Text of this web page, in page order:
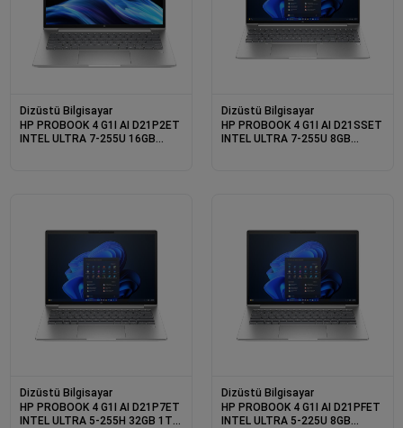
Dizüstü Bilgisayar
HP PROBOOK 4 G1I AI D21P2ET
INTEL ULTRA 7-255U 16GB
Dizüstü Bilgisayar
HP PROBOOK 4 G1I AI D21SSET
INTEL ULTRA 7-255U 8GB
Dizüstü Bilgisayar
HP PROBOOK 4 G1I AI D21P7ET
INTEL ULTRA 5-255H 32GB 1TB
Dizüstü Bilgisayar
HP PROBOOK 4 G1I AI D21PFET
INTEL ULTRA 5-225U 8GB